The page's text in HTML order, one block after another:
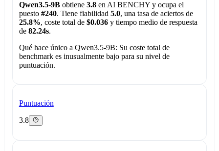
Qwen3.5-9Bobtiene 3.8en AI BENCHY y ocupa el
puesto #240. Tiene fiabilidad 5.0, una tasa de aciertos de
25.8%, coste total de $0.036y tiempo medio de respuesta
de 82.24s.
Qué hace único a Qwen3.5-9B: Su coste total de
benchmark es inusualmente bajo para su nivel de
puntuación.
Puntuación
3.8